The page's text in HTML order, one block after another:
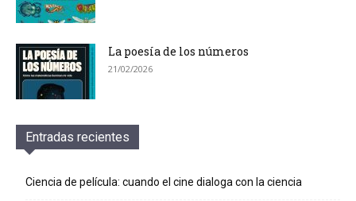
La poesía de los números
21/02/2026
Entradas recientes
Ciencia de película: cuando el cine dialoga con la ciencia